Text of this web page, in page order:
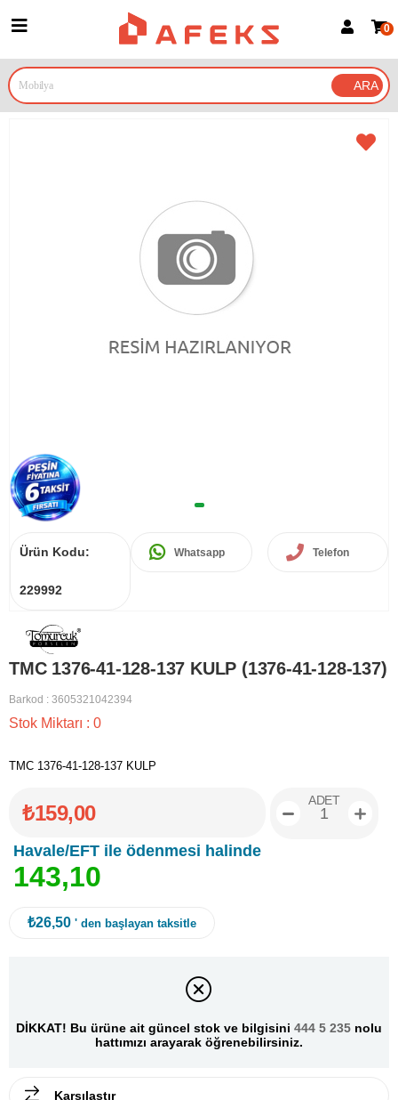
Google İle Bağlan
0
Ürün Kodu:
229992
Whatsapp Telefon
TMC 1376-41-128-137 KULP (1376-41-128-137)
Barkod : 3605321042394
Stok Miktarı : 0
TMC 1376-41-128-137 KULP
₺159,00
Havale/EFT ile ödenmesi halinde
143,10
ADET
₺26,50 ' den başlayan taksitle
DİKKAT! Bu ürüne ait güncel stok ve bilgisini 444 5 235 nolu
hattımızı arayarak öğrenebilirsiniz.
Karşılaştır